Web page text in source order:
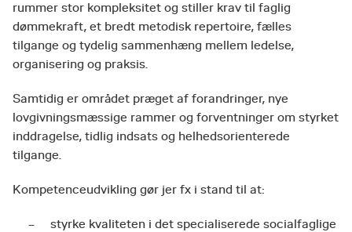
rummer stor kompleksitet og stiller krav til faglig
dømmekraft, et bredt metodisk repertoire, fælles
tilgange og tydelig sammenhæng mellem ledelse,
organisering og praksis.
Samtidig er området præget af forandringer, nye
lovgivningsmæssige rammer og forventninger om styrket
inddragelse, tidlig indsats og helhedsorienterede
tilgange.
Kompetenceudvikling gør jer fx i stand til at:
styrke kvaliteten i det specialiserede socialfaglige